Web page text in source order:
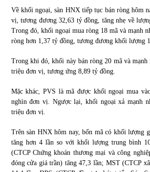
Về khối ngoại, sàn HNX tiếp tục bán ròng hôm
vị, tương đương 32,63 tỷ đồng, tăng nhẹ về
Trong đó, khối ngoại mua ròng 18 mã và mạnh
ròng hơn 1,37 tỷ đồng, tương đương khối lượng
Trong khi đó, khối này bán ròng 20 mã và
triệu đơn vị, tương ứng 8,89 tỷ đồng.
Mặc khác, PVS là mã được khối ngoại mua
nghìn đơn vị. Ngược lại, khối ngoại xả mạnh
triệu đơn vị.
Trên sàn HNX hôm nay, bốn mã có khối lượng
tăng hơn 4 lần so với khối lượng trung bình
(CTCP Chứng khoán thương mại và công
đóng cửa giá trần) tăng 47,3 lần; MST (CTCP